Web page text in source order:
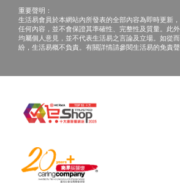
重要聲明：
生活易會員於本網站內所發表的全部內容為即時更新
任何內容，並不會保證其準確性、完整性及質量。此
均屬個人意見，並不代表生活易之言論及立場。如從
紛，生活易概不負責。有關詳情請參閱生活易的免責聲